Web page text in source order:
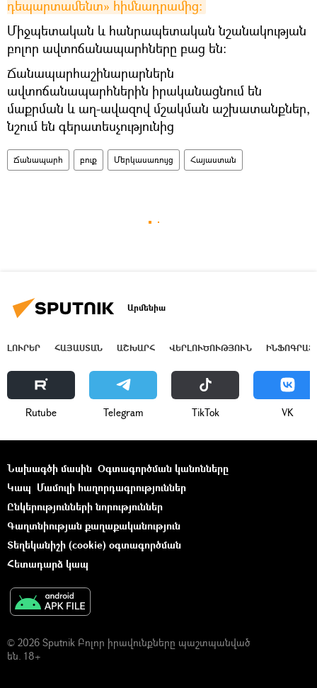
դեպարտամենտ» հիմնադրամից։
Միջպետական և հանրապետական նշանակության
բոլոր ավտոճանապարհները բաց են։
Ճանապարհաշինարարներն
ավտոճանապարհներին իրականացնում են
մաքրման և աղ-ավազով մշակման աշխատանքներ,
նշում են գերատեսչությունից
Ճանապարհ բուք Մերկասառույց Հայաստան
Արմենիա
ԼՈՒՐԵՐ ՀԱՅԱՍՏԱՆ ԱՇԽԱՐՀ ՎԵՐԼՈՒԾՈՒԹՅՈՒՆ
Rutube Telegram ТikТоk VK
Նախագծի մասին Օգտագործման կանոնները
Կապ Մամուլի հաղորդագրություններ
Ընկերությունների նորություններ
Գաղտնիության քաղաքականություն
Տեղեկանիշի (cookie) օգտագործման
Հետադարձ կապ
© 2026 Sputnik Բոլոր իրավունքները պաշտպանված
են. 18+